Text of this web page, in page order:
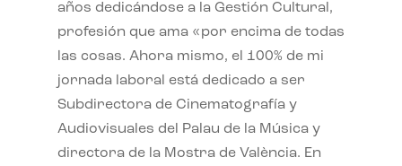
años dedicándose a la Gestión Cultural,
profesión que ama «por encima de todas
las cosas. Ahora mismo, el 100% de mi
jornada laboral está dedicado a ser
Subdirectora de Cinematografía y
Audiovisuales del Palau de la Música y
directora de la Mostra de València. En